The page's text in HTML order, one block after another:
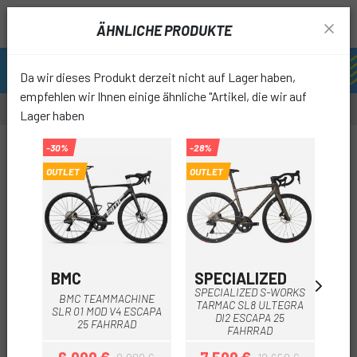
ÄHNLICHE PRODUKTE
Da wir dieses Produkt derzeit nicht auf Lager haben,
empfehlen wir Ihnen einige ähnliche "Artikel, die wir auf
Lager haben
-30%
OUTLET
BMC
BMC TEAMMACHINE
SLR 01 MOD V4 ESCAPA
25 FAHRRAD
-28%
OUTLET
SPECIALIZED
SPECIALIZED S-WORKS
TARMAC SL8 ULTEGRA
DI2 ESCAPA 25
FAHRRAD